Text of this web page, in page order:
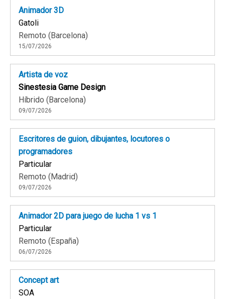
Animador 3D
Gatoli
Remoto (Barcelona)
15/07/2026
Artista de voz
Sinestesia Game Design
Híbrido (Barcelona)
09/07/2026
Escritores de guion, dibujantes, locutores o
programadores
Particular
Remoto (Madrid)
09/07/2026
Animador 2D para juego de lucha 1 vs 1
Particular
Remoto (España)
06/07/2026
Concept art
SOA